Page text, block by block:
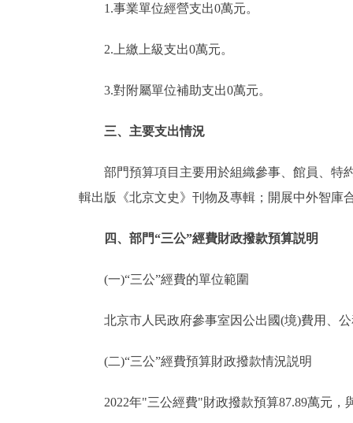
1.事業單位經營支出0萬元。
2.上繳上級支出0萬元。
3.對附屬單位補助支出0萬元。
三、主要支出情況
部門預算項目主要用於組織參事、館員、特約
輯出版《北京文史》刊物及專輯；開展中外智庫
四、部門“三公”經費財政撥款預算説明
(一)“三公”經費的單位範圍
北京市人民政府參事室因公出國(境)費用、公
(二)“三公”經費預算財政撥款情況説明
2022年"三公經費"財政撥款預算87.89萬元，